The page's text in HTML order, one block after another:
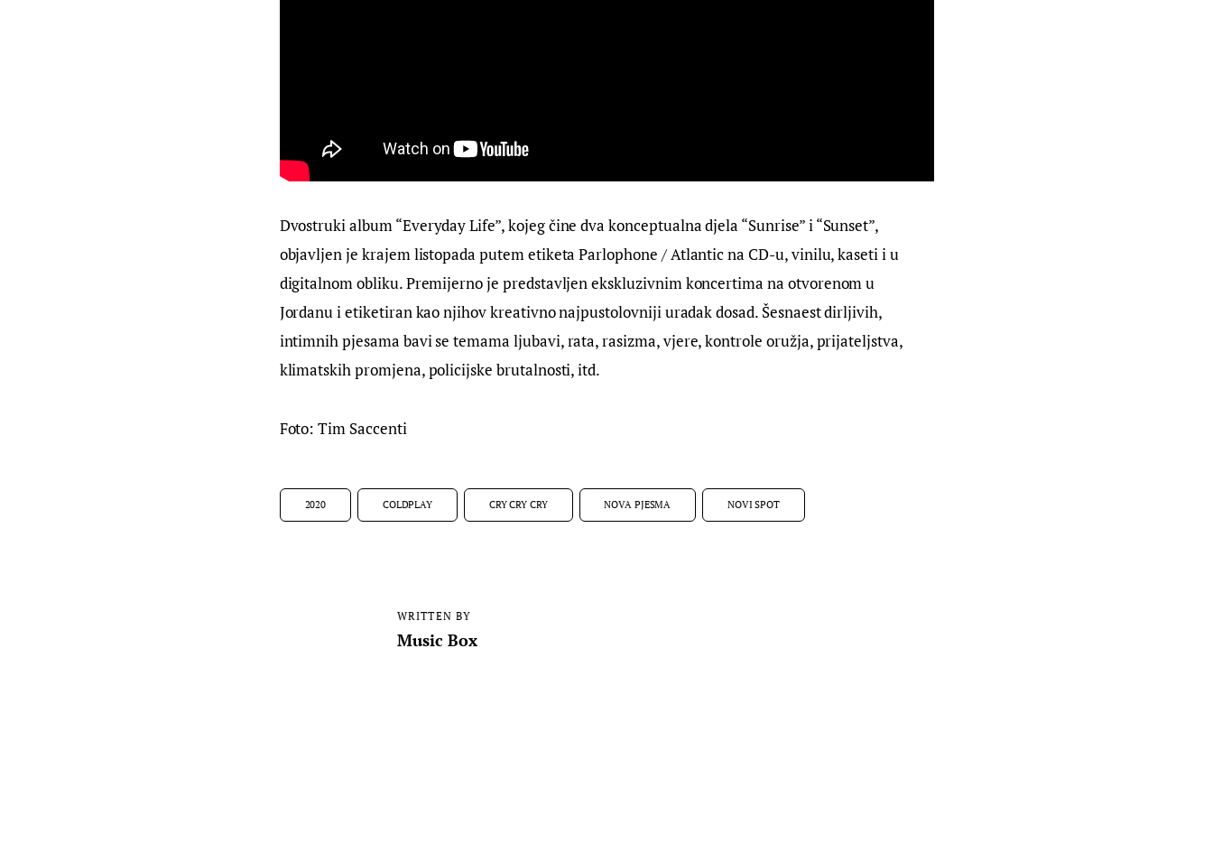
Dvostruki album “Everyday Life”, kojeg čine dva konceptualna djela “Sunrise” i “Sunset”,
objavljen je krajem listopada putem etiketa Parlophone / Atlantic na CD-u, vinilu, kaseti i u
digitalnom obliku. Premijerno je predstavljen ekskluzivnim koncertima na otvorenom u
Jordanu i etiketiran kao njihov kreativno najpustolovniji uradak dosad. Šesnaest dirljivih,
intimnih pjesama bavi se temama ljubavi, rata, rasizma, vjere, kontrole oružja, prijateljstva,
klimatskih promjena, policijske brutalnosti, itd.
Foto: Tim Saccenti
2020 COLDPLAY CRY CRY CRY NOVA PJESMA NOVI SPOT
WRITTEN BY
Music Box